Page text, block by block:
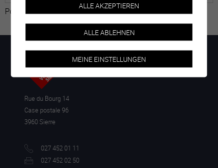
Powered by Google Übersetzer
Rue du Bourg 14
Case postale 96
3960 Sierre
027 452 01 11
027 452 02 50
ALLE AKZEPTIEREN
ALLE ABLEHNEN
MEINE EINSTELLUNGEN